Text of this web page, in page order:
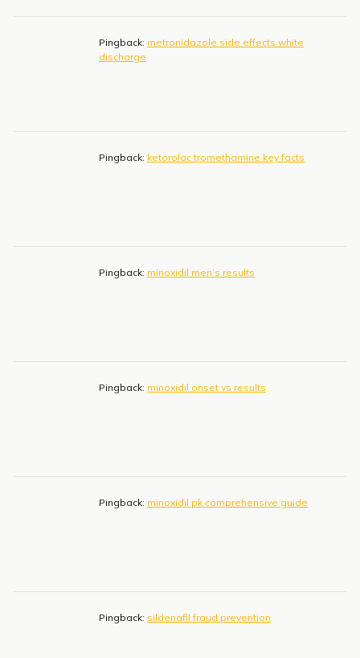
Pingback: metronidazole side effects white
discharge
Pingback: ketorolac tromethamine key facts
Pingback: minoxidil men’s results
Pingback: minoxidil onset vs results
Pingback: minoxidil pk comprehensive guide
Pingback: sildenafil fraud prevention